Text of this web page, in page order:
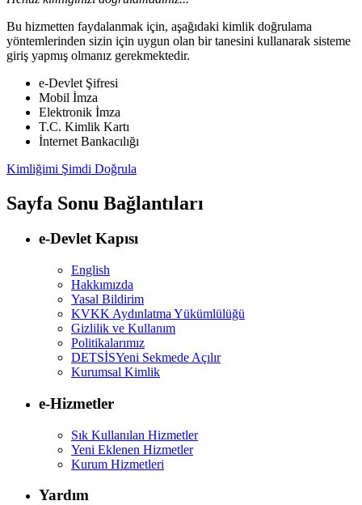
Bu hizmetten faydalanmak için, aşağıdaki kimlik doğrulama
yöntemlerinden sizin için uygun olan bir tanesini kullanarak sisteme
giriş yapmış olmanız gerekmektedir.
e-Devlet Şifresi
Mobil İmza
Elektronik İmza
T.C. Kimlik Kartı
İnternet Bankacılığı
Kimliğimi Şimdi Doğrula
Sayfa Sonu Bağlantıları
e-Devlet Kapısı
English
Hakkımızda
Yasal Bildirim
KVKK Aydınlatma Yükümlülüğü
Gizlilik ve Kullanım
Politikalarımız
DETSİSYeni Sekmede Açılır
Kurumsal Kimlik
e-Hizmetler
Sık Kullanılan Hizmetler
Yeni Eklenen Hizmetler
Kurum Hizmetleri
Yardım